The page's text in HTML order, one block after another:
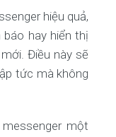
hiệu quả,
hay hiển thị
Điều này sẽ
tức mà không
một